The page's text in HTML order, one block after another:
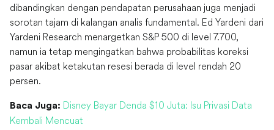
dibandingkan dengan pendapatan perusahaan juga menjadi
sorotan tajam di kalangan analis fundamental. Ed Yardeni dari
Yardeni Research menargetkan S&P 500 di level 7.700,
namun ia tetap mengingatkan bahwa probabilitas koreksi
pasar akibat ketakutan resesi berada di level rendah 20
persen.
Baca Juga: Disney Bayar Denda $10 Juta: Isu Privasi Data
Kembali Mencuat